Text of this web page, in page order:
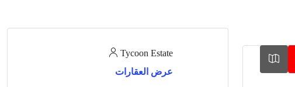
Tycoon Estate
عرض العقارات